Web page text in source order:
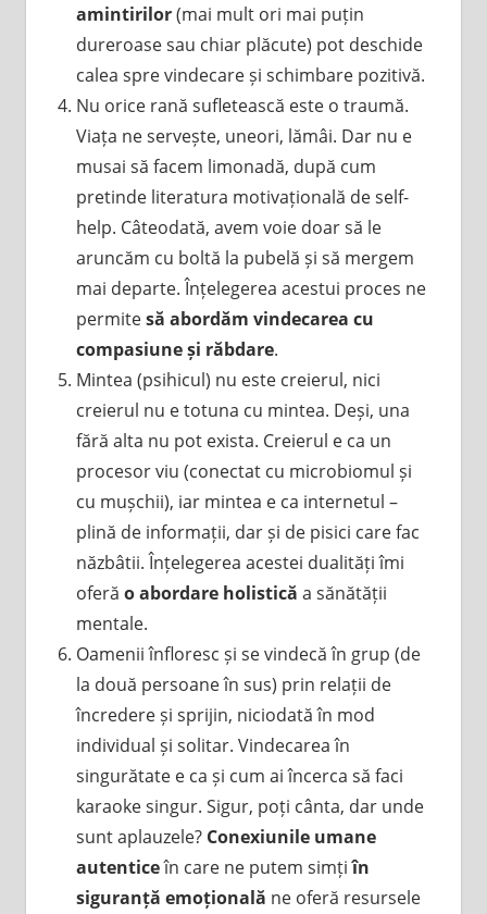
amintirilor(mai mult ori mai puțin
dureroase sau chiar plăcute) pot deschide
calea spre vindecare și schimbare pozitivă.
Nu orice rană sufletească este o traumă.
Viața ne servește, uneori, lămâi. Dar nu e
musai să facem limonadă, după cum
pretinde literatura motivațională de self-
help. Câteodată, avem voie doar să le
aruncăm cu boltă la pubelă și să mergem
mai departe. Înțelegerea acestui proces ne
permitesă abordăm vindecarea cu
compasiune și răbdare.
Mintea (psihicul) nu este creierul, nici
creierul nu e totuna cu mintea. Deși, una
fără alta nu pot exista. Creierul e ca un
procesor viu (conectat cu microbiomul și
cu mușchii), iar mintea e ca internetul –
plină de informații, dar și de pisici care fac
năzbâtii. Înțelegerea acestei dualități îmi
oferă o abordare holistică a sănătății
mentale.
Oamenii înfloresc și se vindecă în grup (de
la două persoane în sus) prin relații de
încredere și sprijin, niciodată în mod
individual și solitar. Vindecarea în
singurătate e ca și cum ai încerca să faci
karaoke singur. Sigur, poți cânta, dar unde
sunt aplauzele? Conexiunile umane
autenticeîn care ne putem simțiîn
siguranță emoțională ne oferă resursele